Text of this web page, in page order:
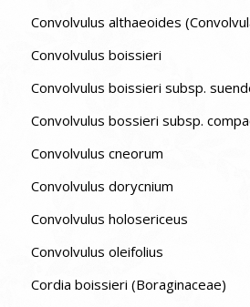
Convolvulus althaeoides
Convolvulus boissieri
Convolvulus boissieri subsp.
Convolvulus bossieri
Convolvulus cneorum
Convolvulus dorycnium
Convolvulus holosericeus
Convolvulus oleifolius
Cordia boissieri (Boraginaceae)